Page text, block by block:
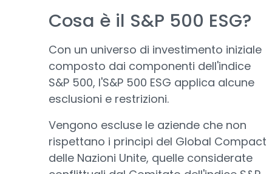
Cosa è il S&P 500 ESG?
Con un universo di investimento iniziale
composto dai componenti dell'indice
S&P 500, l'S&P 500 ESG applica alcune
esclusioni e restrizioni.
Vengono escluse le aziende che non
rispettano i principi del Global Compact
delle Nazioni Unite, quelle considerate